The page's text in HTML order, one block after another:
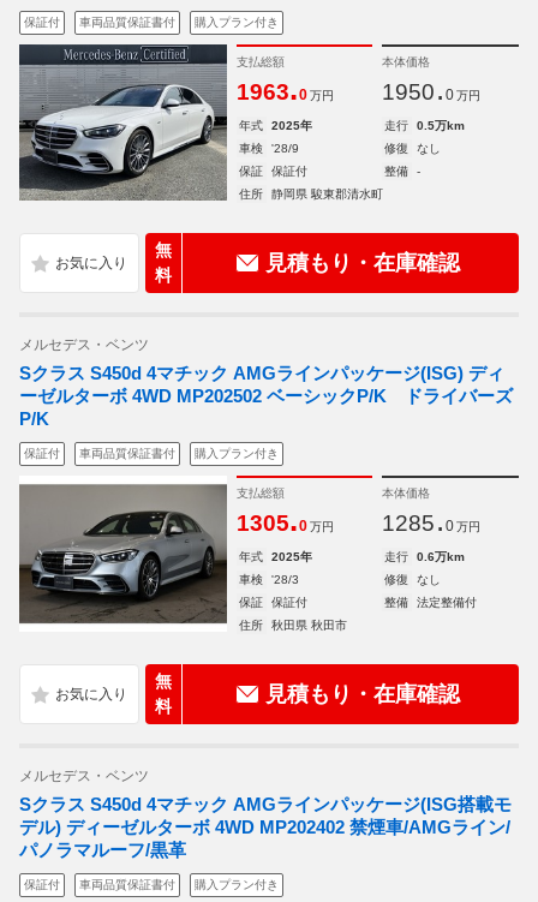
保証付 車両品質保証書付 購入プラン付き
支払総額
1963.0 万円
本体価格
1950. 0 万円
年式 2025年 走行
0.5万km
車検
'28/9 修復
なし
保証
保証付 整備
-
住所
静岡県 駿東郡清水町
無
料
見積もり・在庫確認
メルセデス・ベンツ
Sクラス S450d 4マチック AMGラインパッケージ(ISG) ディ
ーゼルターボ 4WD MP202502 ベーシックP/K ドライバーズ
P/K
保証付 車両品質保証書付 購入プラン付き
支払総額
1305.0 万円
本体価格
1285. 0 万円
年式 2025年 走行
0.6万km
車検
'28/3 修復
なし
保証
保証付 整備
法定整備付
住所
秋田県 秋田市
無
料
見積もり・在庫確認
メルセデス・ベンツ
Sクラス S450d 4マチック AMGラインパッケージ(ISG搭載モ
デル) ディーゼルターボ 4WD MP202402 禁煙車/AMGライン/
パノラマルーフ/黒革
保証付 車両品質保証書付 購入プラン付き